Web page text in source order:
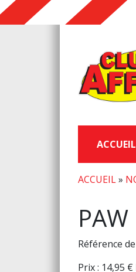
ACCUEIL
ACCUEIL»
Référence
Prix : 14,95 €